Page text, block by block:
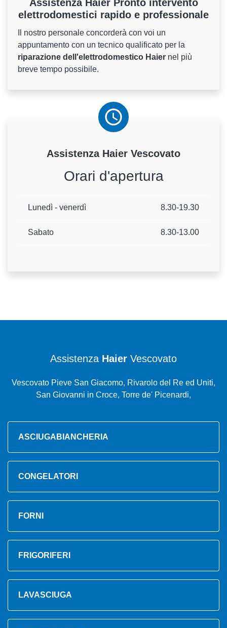
Assistenza Haier Pronto intervento
elettrodomestici rapido e professionale
Il nostro personale concorderà con voi un
appuntamento con un tecnico qualificato per la
riparazione dell'elettrodomestico Haier nel più
breve tempo possibile.
Assistenza Haier Vescovato
Orari d'apertura
Lunedì - venerdì 8.30-19.30
Sabato 8.30-13.00
Assistenza Haier Vescovato
Vescovato Pieve San Giacomo, Rivarolo del Re ed Uniti,
San Giovanni in Croce, Torre de' Picenardi,
ASCIUGABIANCHERIA
CONGELATORI
FORNI
FRIGORIFERI
LAVASCIUGA